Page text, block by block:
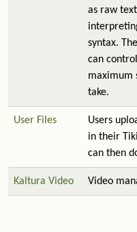
as raw
syntax.
can
maximum
take.
User Files
Users
in their
can then
Kaltura Video Video